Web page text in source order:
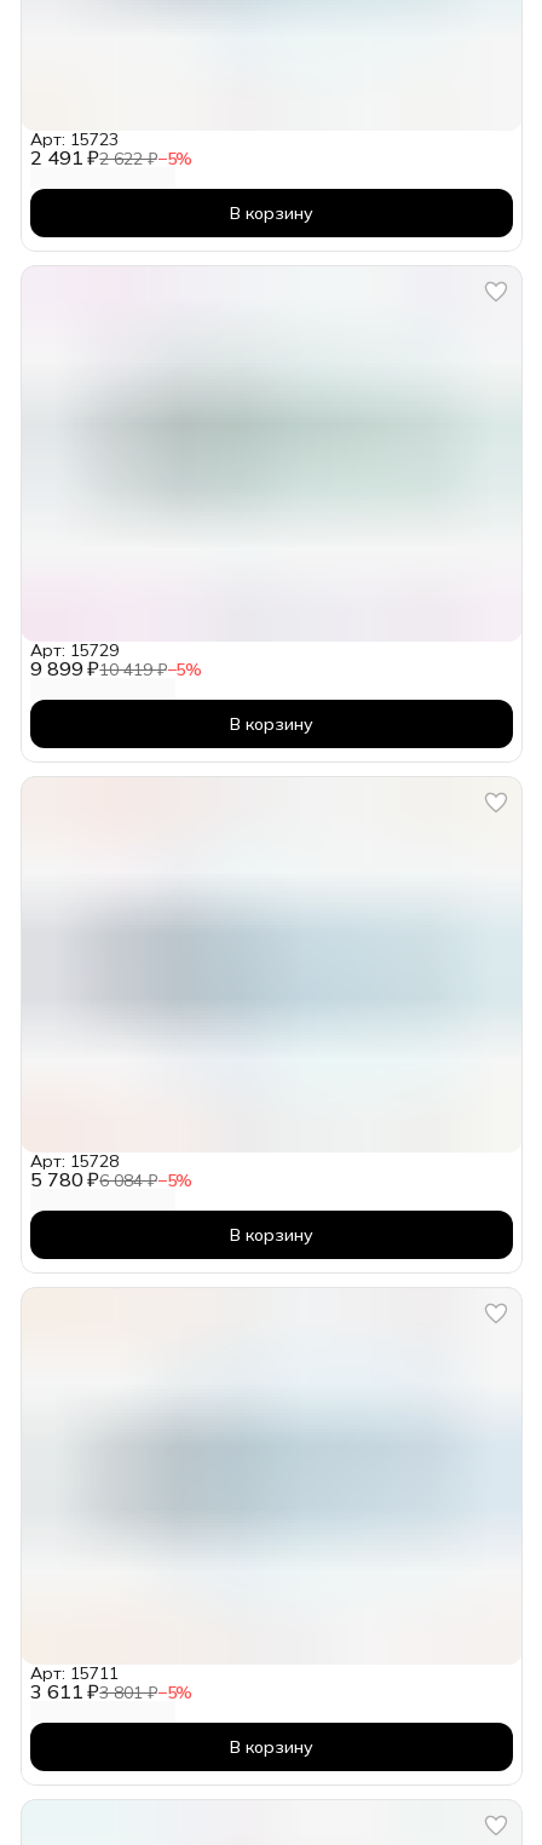
2 491 ₽2 622 ₽−5%
Арт: 15723
В корзину
9 899 ₽10 419 ₽−5%
Арт: 15729
В корзину
5 780 ₽6 084 ₽−5%
Арт: 15728
В корзину
3 611 ₽3 801 ₽−5%
Арт: 15711
В корзину